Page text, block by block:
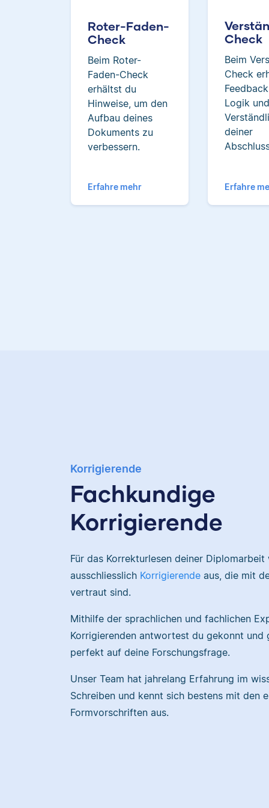
Roter-Faden-
Check
Beim Roter-
Faden-Check
erhältst du
Hinweise, um den
Aufbau deines
Dokuments zu
verbessern.
Erfahre mehr
Check
Beim
Check
Logik und
deiner
Erfahre
Korrigierende
Fachkundige
Korrigierende
Für das Korrekturlesen deiner Diplomarbeit
ausschliesslich Korrigierende aus, die mit
vertraut sind.
Mithilfe der sprachlichen und fachlichen
Korrigierenden antwortest du gekonnt und
perfekt auf deine Forschungsfrage.
Unser Team hat jahrelang Erfahrung im
Schreiben und kennt sich bestens mit den
Formvorschriften aus.